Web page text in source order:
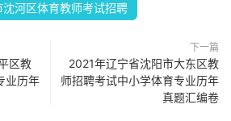
沈河区体育教师考试招聘
区教
业历年
下一篇
2021年辽宁省沈阳市大东区教
师招聘考试中小学体育专业历年
真题汇编卷